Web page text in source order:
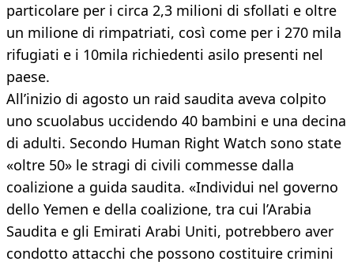
particolare per i circa 2,3 milioni di sfollati e oltre
un milione di rimpatriati, così come per i 270 mila
rifugiati e i 10mila richiedenti asilo presenti nel
paese.
All’inizio di agosto un raid saudita aveva colpito
uno scuolabus uccidendo 40 bambini e una decina
di adulti. Secondo Human Right Watch sono state
«oltre 50» le stragi di civili commesse dalla
coalizione a guida saudita. «Individui nel governo
dello Yemen e della coalizione, tra cui l’Arabia
Saudita e gli Emirati Arabi Uniti, potrebbero aver
condotto attacchi che possono costituire crimini